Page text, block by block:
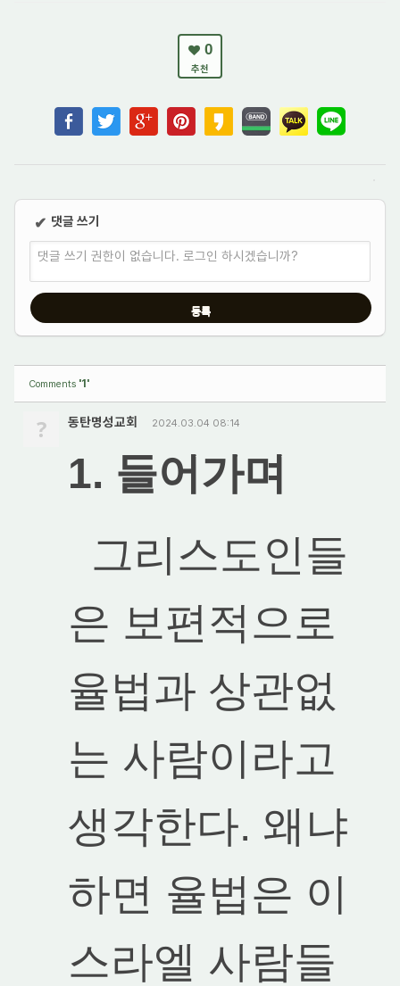
0
추천
✔ 댓글 쓰기
댓글 쓰기 권한이 없습니다. 로그인 하시겠습니까?
Comments '1'
? 동탄명성교회 2024.03.04 08:14
1. 들어가며
그리스도인들
은 보편적으로
율법과 상관없
는 사람이라고
생각한다. 왜냐
하면 율법은 이
스라엘 사람들